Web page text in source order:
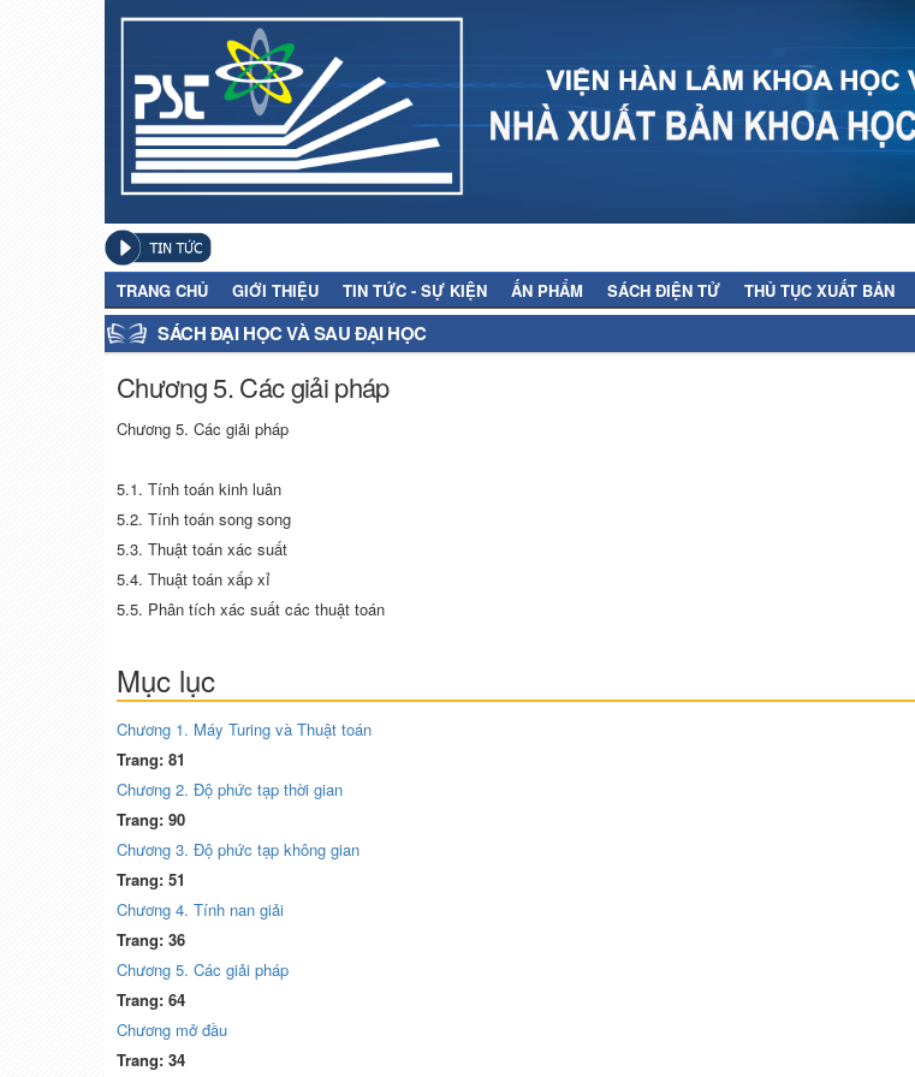
TRANG CHỦ GIỚI THIỆU TIN TỨC - SỰ KIỆN ẤN PHẨM SÁCH ĐIỆN TỬ THỦ TỤC XUẤT BẢN
SÁCH ĐẠI HỌC VÀ SAU ĐẠI HỌC
Chương 5. Các giải pháp
Chương 5. Các giải pháp
5.1. Tính toán kinh luân
5.2. Tính toán song song
5.3. Thuật toán xác suất
5.4. Thuật toán xấp xỉ
5.5. Phân tích xác suất các thuật toán
Mục lục
Chương 1. Máy Turing và Thuật toán
Trang: 81
Chương 2. Độ phức tạp thời gian
Trang: 90
Chương 3. Độ phức tạp không gian
Trang: 51
Chương 4. Tính nan giải
Trang: 36
Chương 5. Các giải pháp
Trang: 64
Chương mở đầu
Trang: 34